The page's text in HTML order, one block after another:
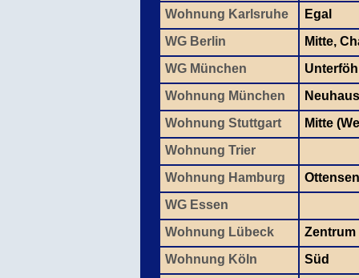
Wohnung Karlsruhe
Egal
WG Berlin
Mitte,
WG München
Wohnung München
Wohnung Stuttgart
Mitte
Wohnung Trier
Wohnung Hamburg
Ottensen
WG Essen
Wohnung Lübeck
Zentrum
Wohnung Köln
Süd